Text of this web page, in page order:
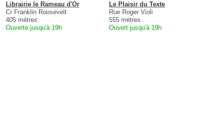
Librairie le Rameau d'Or
Cr Franklin Roosevelt
405 mètres
Ouverte jusqu'à 19h
Le Plaisir du Texte
Rue Roger Violi
555 mètres
Ouvert jusqu'à 19h